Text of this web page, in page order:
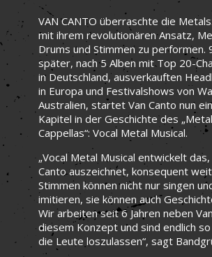
VAN CANTO überraschte die
mit ihrem revolutionären Ansatz,
Drums und Stimmen zu performen.
später, nach 5 Alben mit Top 20-
in Deutschland, ausverkauften
in Europa und Festivalshows von
Australien, startet Van Canto nun
Kapitel in der Geschichte des
Cappellas“: Vocal Metal Musical.
„Vocal Metal Musical entwickelt
Canto auszeichnet, konsequent
Stimmen können nicht nur singen
imitieren, sie können auch
Wir arbeiten seit 6 Jahren neben
diesem Konzept und sind endlich
die Leute loszulassen“, sagt